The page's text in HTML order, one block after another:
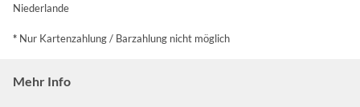
Niederlande
* Nur Kartenzahlung / Barzahlung nicht möglich
Mehr Info